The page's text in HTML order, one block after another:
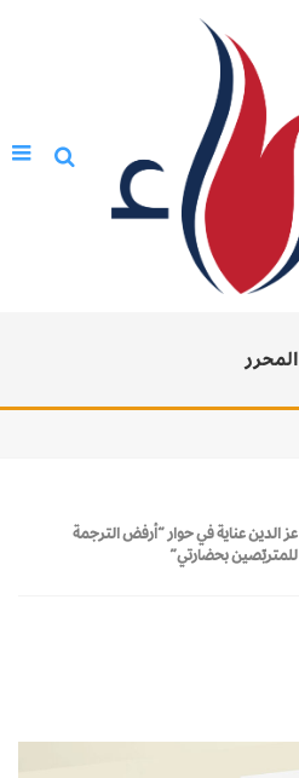
المحرر
عز الدين عناية في حوار “أرفض الترجمة
للمتربّصين بحضارتي”